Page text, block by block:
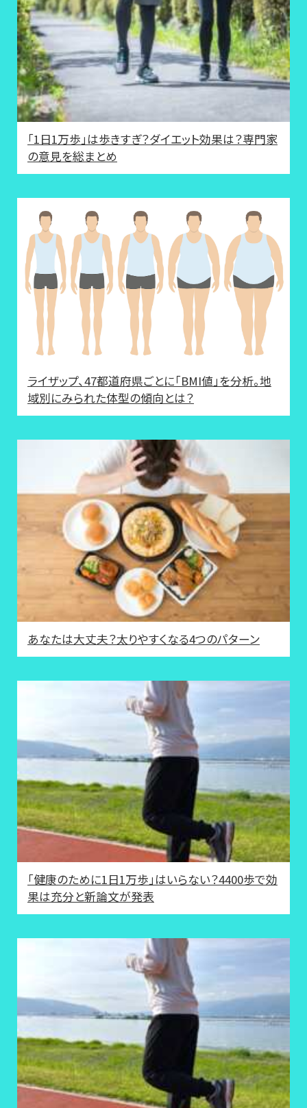
「1日1万歩」は歩きすぎ？ダイエット効果は？専門家
の意見を総まとめ
ライザップ、47都道府県ごとに「BMI値」を分析。地
域別にみられた体型の傾向とは？
あなたは大丈夫？太りやすくなる4つのパターン
「健康のために1日1万歩」はいらない？4400歩で効
果は充分と新論文が発表